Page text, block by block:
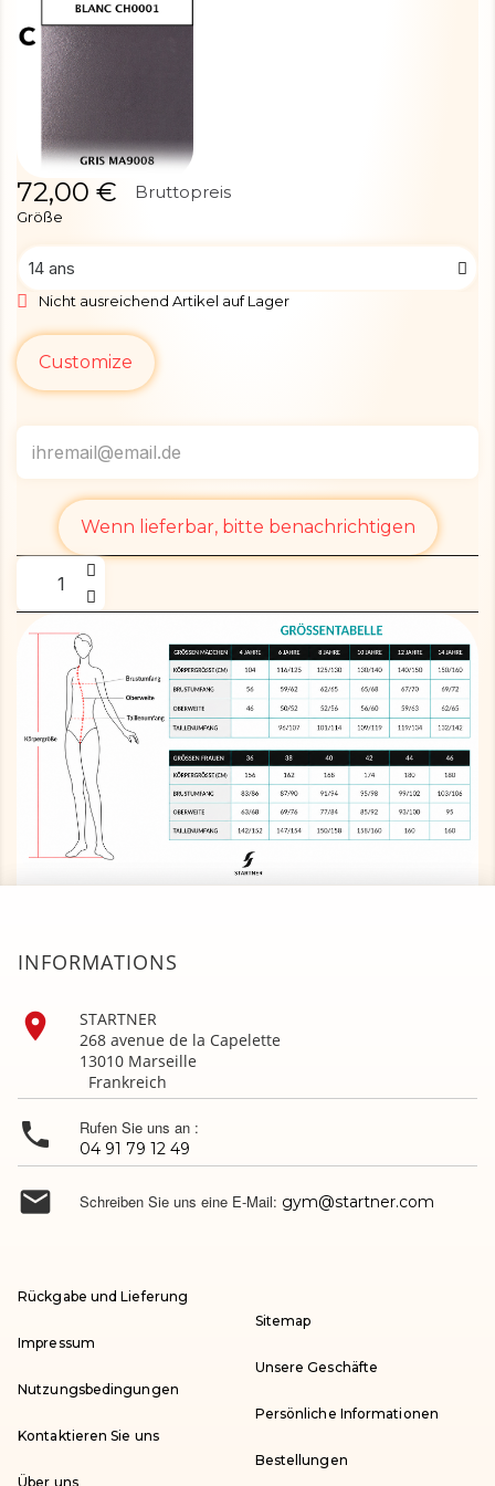
72,00 € Bruttopreis
Größe
Nicht ausreichend Artikel auf Lager
Customize
Wenn lieferbar, bitte benachrichtigen
INFORMATIONS

STARTNER
268 avenue de la Capelette
13010 Marseille
Frankreich
 Rufen Sie uns an :
04 91 79 12 49
 Schreiben Sie uns eine E-Mail: gym@startner.com
Rückgabe und Lieferung
Impressum
Nutzungsbedingungen
Kontaktieren Sie uns
Über uns
Sitemap
Unsere Geschäfte
Persönliche Informationen
Bestellungen